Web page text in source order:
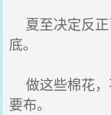
夏至决定反正
底。
做这些棉花，
要布。